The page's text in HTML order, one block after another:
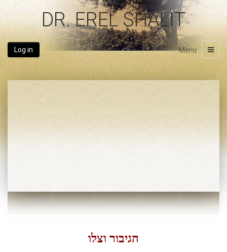
DR. EREL SHALIT
Log in
הגיבור וצלו